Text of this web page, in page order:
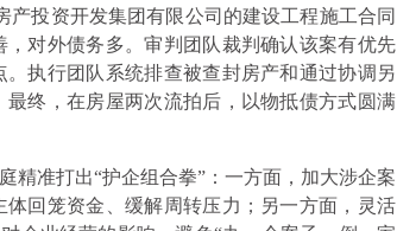
产投资开发集团有限公司的建设工程施工合同
对外债务多。审判团队裁判确认该案有优先
执行团队系统排查被查封房产和通过协调另
终，在房屋两次流拍后，以物抵债方式圆满
精准打出“护企组合拳”：一方面，加大涉企案
回笼资金、缓解周转压力；另一方面，灵活